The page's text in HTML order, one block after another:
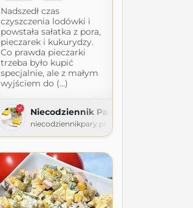
Nadszedł czas
czyszczenia lodówki i
powstała sałatka z pora,
pieczarek i kukurydzy.
Co prawda pieczarki
trzeba było kupić
specjalnie, ale z małym
wyjściem do (...)
Niecodziennik Pary
niecodziennikpary.pl